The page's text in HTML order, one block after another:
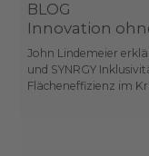
BLOG
Innovation
John Lindemeier
und SYNRGY
Flächeneffizienz im